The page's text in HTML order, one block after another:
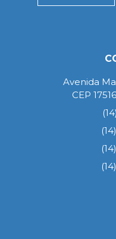
Avenida
CEP